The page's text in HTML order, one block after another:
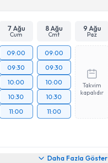
7 Ağu
Cum
8 Ağu
Cmt
9 Ağu
Paz
09:00
09:30
10:00
10:30
11:00
09:00
09:30
10:00
10:30
11:00
Takvim
kapalıdır
Daha Fazla Göster